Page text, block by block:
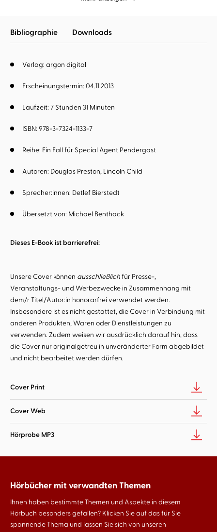
Bibliographie Downloads
Verlag: argon digital
Übersetzt von: Michael Benthack
Erscheinungstermin: 04.11.2013
Laufzeit: 7 Stunden 31 Minuten
ISBN: 978-3-7324-1133-7
Reihe: Ein Fall für Special Agent Pendergast
Autoren: Douglas Preston Lincoln Child
Sprecher:innen: Detlef Bierstedt
Dieses E-Book ist barrierefrei:
Unsere Cover können ausschließlichfür Presse-,
Veranstaltungs- und Werbezwecke in Zusammenhang mit
dem/r Titel/Autor:in honorarfrei verwendet werden.
Insbesondere ist es nicht gestattet, die Cover in Verbindung mit
anderen Produkten, Waren oder Dienstleistungen zu
verwenden. Zudem weisen wir ausdrücklich darauf hin, dass
die Cover nur originalgetreu in unveränderter Form abgebildet
und nicht bearbeitet werden dürfen.
Cover Print
Cover Web
Hörprobe MP3
Hörbücher mit verwandten Themen
Ihnen haben bestimmte Themen und Aspekte in diesem
Hörbuch besonders gefallen? Klicken Sie auf das für Sie
spannende Thema und lassen Sie sich von unseren